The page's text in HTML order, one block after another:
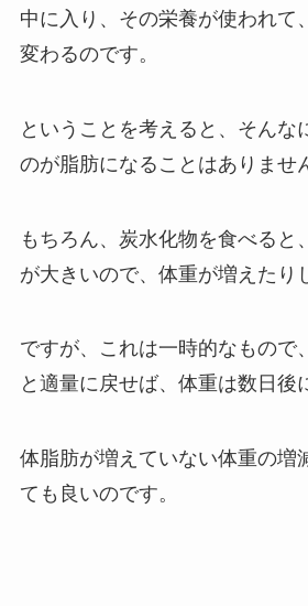
中に入り、その栄養が使われて
変わるのです。
ということを考えると、そんな
のが脂肪になることはありませ
もちろん、炭水化物を食べると
が大きいので、体重が増えたり
ですが、これは一時的なもので
と適量に戻せば、体重は数日後
体脂肪が増えていない体重の増
ても良いのです。